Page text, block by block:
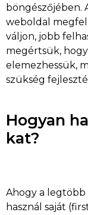
böngészőjében.
weboldal
váljon, jobb
megértsük,
elemezhessük,
szükség
Hogyan
kat?
Ahogy a legtöbb
használ saját